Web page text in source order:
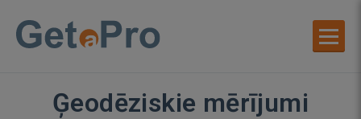
Ģeodēziskie mērījumi